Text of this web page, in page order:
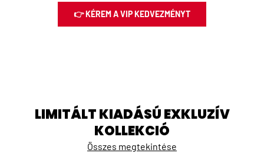
👉 KÉREM A VIP KEDVEZMÉNYT
LIMITÁLT KIADÁSÚ EXKLUZÍV
KOLLEKCIÓ
Összes megtekintése